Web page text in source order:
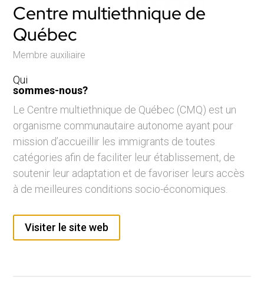
Centre multiethnique de
Québec
Membre auxiliaire
Qui
sommes-nous?
Le Centre multiethnique de Québec (CMQ) est un
organisme communautaire autonome ayant pour
mission d’accueillir les immigrants de toutes
catégories afin de faciliter leur établissement, de
soutenir leur adaptation et de favoriser leurs accès
à de meilleures conditions socio-économiques.
Visiter le site web